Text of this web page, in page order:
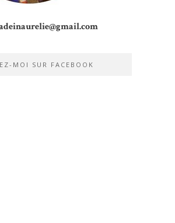
MOI SUR FACEBOOK